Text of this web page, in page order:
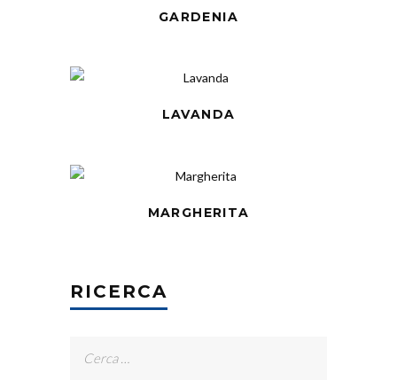
GARDENIA
LAVANDA
MARGHERITA
RICERCA